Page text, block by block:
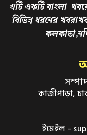
এটি একটি বাংলা
বিভিন্ন ধরনের
কাজীপাড়া,
ইমেইল –